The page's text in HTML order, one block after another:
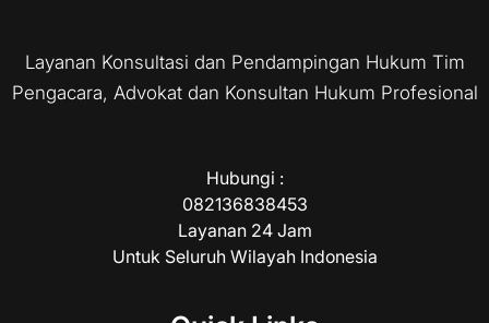
Layanan Konsultasi dan Pendampingan Hukum Tim
Pengacara, Advokat dan Konsultan Hukum Profesional
Hubungi :
082136838453
Layanan 24 Jam
Untuk Seluruh Wilayah Indonesia